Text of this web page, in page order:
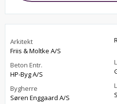
Arkitekt
Friis & Moltke A/S
Beton Entr.
HP-Byg A/S
Bygherre
Søren Enggaard A/S